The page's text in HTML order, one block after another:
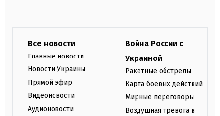
Все новости
Главные новости
Новости Украины
Прямой эфир
Видеоновости
Аудионовости
Война России с
Украиной
Ракетные обстрелы
Карта боевых действий
Мирные переговоры
Воздушная тревога в